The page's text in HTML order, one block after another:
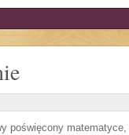
poświęcony